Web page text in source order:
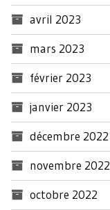
avril 2023
mars 2023
février 2023
janvier 2023
décembre 2022
novembre 2022
octobre 2022